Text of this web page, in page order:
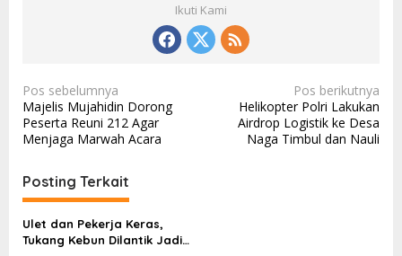
Ikuti Kami
N
a
v
g
a
s
Pos sebelumnya
Majelis Mujahidin Dorong
Peserta Reuni 212 Agar
Menjaga Marwah Acara
Pos berikutnya
Helikopter Polri Lakukan
Airdrop Logistik ke Desa
Naga Timbul dan Nauli
Posting Terkait
Ulet dan Pekerja Keras,
Tukang Kebun Dilantik Jadi